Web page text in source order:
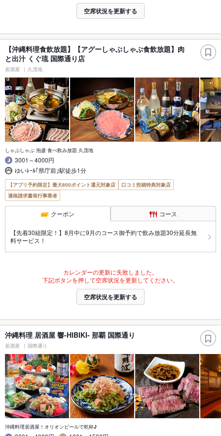
空席状況を更新する
【沖縄料理食飲放題】【アグーしゃぶしゃぶ食飲放題】肉
と出汁 くぐ琉 国際通り店
居酒屋 久茂地
しゃぶしゃぶ 泡盛 食べ飲み放題 久茂地
3001～4000円
ゆいﾚｰﾙ｢県庁前｣駅徒歩1分
【アプリ予約限定】最大800ポイント還元対象店
口コミ投稿特典対象店
適格請求書発行事業者
クーポン コース
【先着30組限定！】8月中に9月のコース御予約で飲み放題30分延長無
料サービス！
カレンダーの更新に失敗しました。
下記ボタンを押して空席状況を更新してください。
空席状況を更新する
沖縄料理 居酒屋 響-HIBIKI- 那覇 国際通り
居酒屋 国際通り
沖縄料理居酒屋！オリオンビールで乾杯♪